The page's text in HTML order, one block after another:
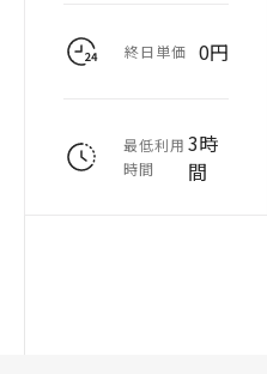
終日単価 0円
最低利用
時間
3時
間